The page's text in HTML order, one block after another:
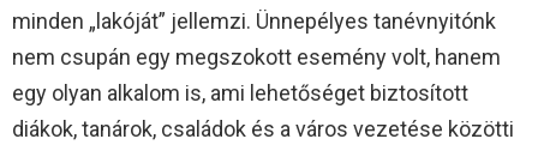
minden „lakóját” jellemzi. Ünnepélyes tanévnyitónk
nem csupán egy megszokott esemény volt, hanem
egy olyan alkalom is, ami lehetőséget biztosított
diákok, tanárok, családok és a város vezetése közötti